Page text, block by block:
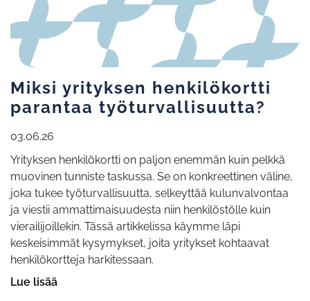
Miksi yrityksen henkilökortti
parantaa työturvallisuutta?
03.06.26
Yrityksen henkilökortti on paljon enemmän kuin pelkkä
muovinen tunniste taskussa. Se on konkreettinen väline,
joka tukee työturvallisuutta, selkeyttää kulunvalvontaa
ja viestii ammattimaisuudesta niin henkilöstölle kuin
vierailijoillekin. Tässä artikkelissa käymme läpi
keskeisimmät kysymykset, joita yritykset kohtaavat
henkilökortteja harkitessaan.
Lue lisää